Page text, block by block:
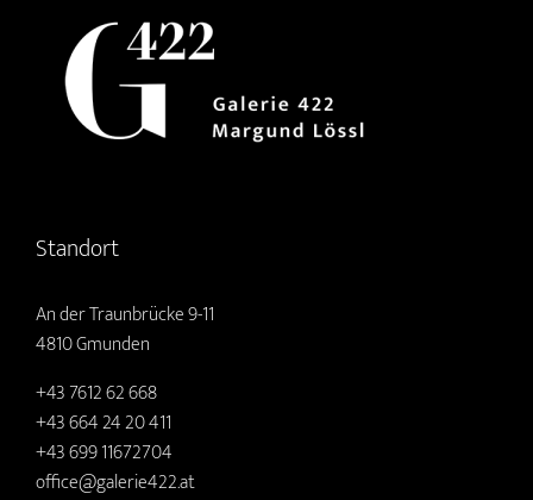
Standort
An der Traunbrücke 9-11
4810 Gmunden
+43 7612 62 668
+43 664 24 20 411
+43 699 11672704
office@galerie422.at